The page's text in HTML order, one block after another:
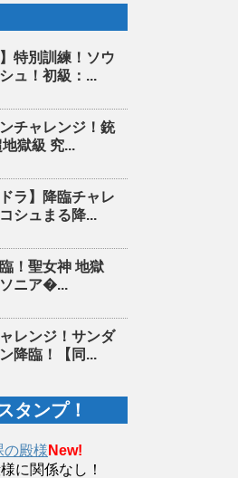
】特別訓練！ソウ
ュ！初級：...
ンチャレンジ！銃
獄級 究...
ドラ】降臨チャレ
シュまる降...
！聖女神 地獄
ニア�...
レンジ！サンダ
降臨！【同...
タンプ！
の殿様 New!
に関係なし！